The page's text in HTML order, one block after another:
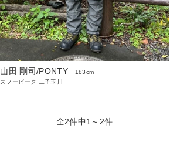
山田 剛司/PONTY
183cm
スノーピーク 二子玉川
全2件中1～2件